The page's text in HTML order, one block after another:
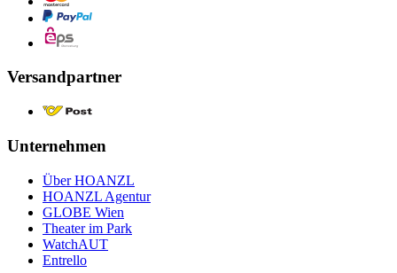
Versandpartner
Unternehmen
Über HOANZL
HOANZL Agentur
GLOBE Wien
Theater im Park
WatchAUT
Entrello